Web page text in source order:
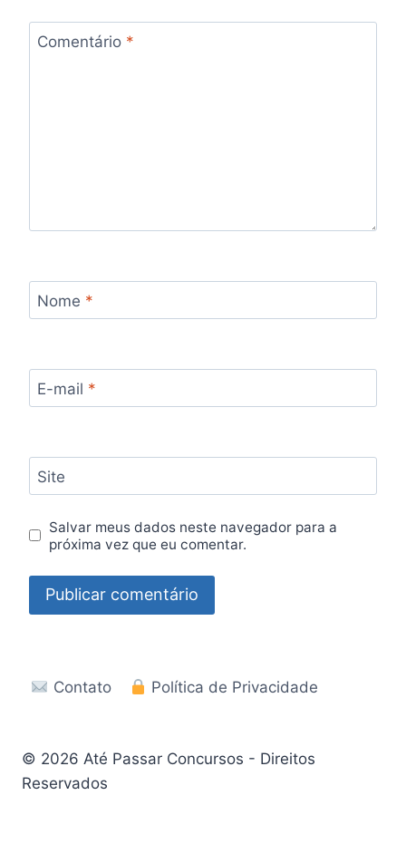
Comentário *
Nome *
E-mail *
Site
Salvar meus dados neste navegador para a
próxima vez que eu comentar.
Contato Política de Privacidade
© 2026 Até Passar Concursos - Direitos
Reservados